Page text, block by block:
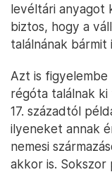
levéltári anyagot
biztos, hogy a
találnának bármit
Azt is
régóta találnak
17. századtól
ilyeneket annak
nemesi
akkor is.